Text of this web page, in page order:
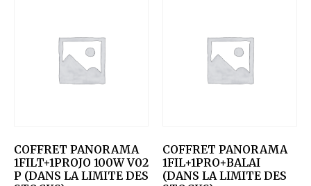
COFFRET PANORAMA
1FILT+1PROJO 100W V02
P (DANS LA LIMITE DES
COFFRET PANORAMA
1FIL+1PRO+BALAI
(DANS LA LIMITE DES